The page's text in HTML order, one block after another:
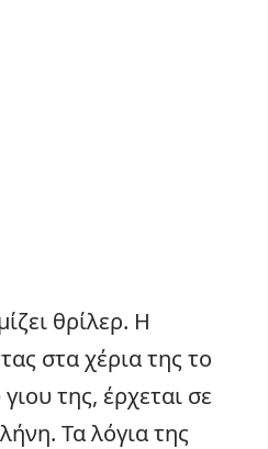
θρίλερ. Η
στα χέρια της το
της, έρχεται σε
Τα λόγια της